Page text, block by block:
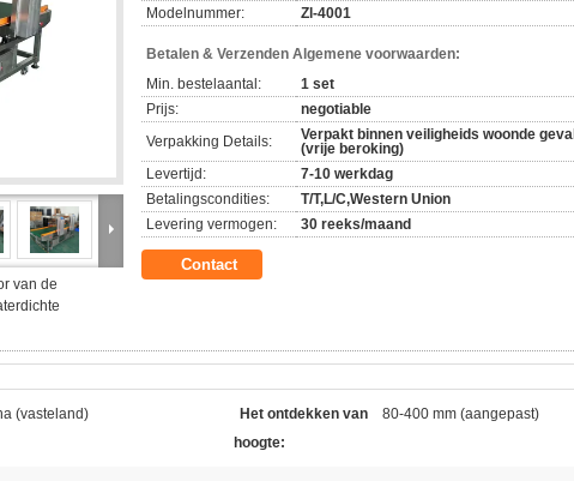
van de
Modelnummer:
Zl-4001
Betalen & Verzenden Algemene voorwaarden:
Min. bestelaantal:
1 set
Prijs:
negotiable
Verpakking Details:
Verpakt binnen veiligheids woonde geval
(vrije beroking)
Levertijd:
7-10 werkdag
Betalingscondities:
T/T,L/C,Western Union
Levering vermogen:
30 reeks/maand
Contact
(vasteland)
Het ontdekken van
hoogte:
80-400 mm (aangepast)